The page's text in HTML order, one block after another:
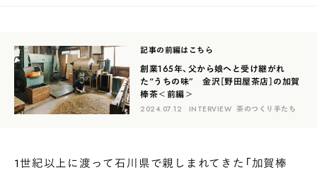
新潟 神奈川 群馬
岐阜 愛知 三重 鹿児島 長崎 京都 山梨 石川
香川 岡山 広島
記事の前編はこちら
創業165年、父から娘へと受け継がれ
た“うちの味” 金沢［野田屋茶店］の加賀
棒茶＜前編＞
2024.07.12 INTERVIEW 茶のつくり手たち
1世紀以上に渡って石川県で親しまれてきた「加賀棒